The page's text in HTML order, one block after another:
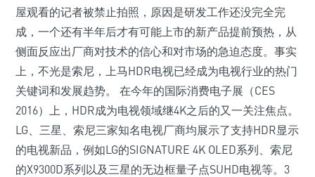
屋观看的记者被禁止拍照，原因是研发工作还没完全完
成，一个还有半年后才有可能上市的新产品提前预热，从
侧面反应出厂商对技术的信心和对市场的急迫态度。事实
上，不光是索尼，上马HDR电视已经成为电视行业的热门
关键词和发展趋势。 在今年的国际消费电子展（CES
2016）上，HDR成为电视领域继4K之后的又一关注焦点。
LG、三星、索尼三家知名电视厂商均展示了支持HDR显示
的电视新品，例如LG的SIGNATURE 4K OLED系列、索尼
的X9300D系列以及三星的无边框量子点SUHD电视等。3